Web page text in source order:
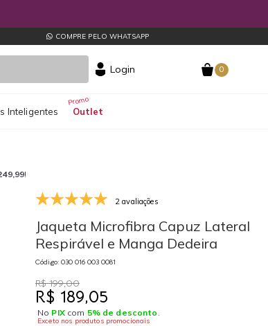
COMPRE PELO WHATSAPP
Login 0
Outlet
Inteligentes
!
003 0081 2 avaliações
Jaqueta Microfibra Capuz Lateral
Respirável e Manga Dedeira
Código: 030 016 003 0081
R$ 199,00
R$ 189,05
No PIXcom 5% de desconto .
Exceto nos produtos promocionais